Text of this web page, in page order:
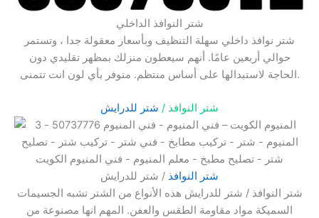
شتر النوافذ الداخلي
شتر نوافذ داخلي سهلة التنظيف وبأسعار معقولة جدا ، وتستمر
حوالي أربعين عامًا. أنهم سيعطون منزلك بمظهر تقليدي دون
الحاجة لاستبدالها على أساس منتظم. متوفر بأي لون انت تتمنى.
شتر النوافذ / شتر للدرايش
شتر النوافذ / شتر للدرايش
شتر النوافذ / شتر للدرايش هذه الأنواع من الشتر تشبه الجسيمات
السميكة مواد مقاومة الطقس والعفن. المهم انها مصنوعة من